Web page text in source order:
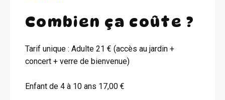
Combien ça coûte ?
Tarif unique : Adulte 21 € (accès au jardin +
concert + verre de bienvenue)
Enfant de 4 à 10 ans 17,00 €